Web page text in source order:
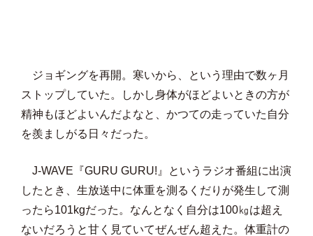
ジョギングを再開。寒いから、という理由で数ヶ月
ストップしていた。しかし身体がほどよいときの方が
精神もほどよいんだよなと、かつての走っていた自分
を羨ましがる日々だった。
J-WAVE『GURU GURU!』というラジオ番組に出演
したとき、生放送中に体重を測るくだりが発生して測
ったら101kgだった。なんとなく自分は100㎏は超え
ないだろうと甘く見ていてぜんぜん超えた。体重計の